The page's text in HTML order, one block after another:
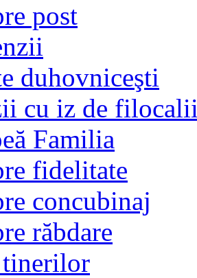
post
duhovniceşti
cu iz de
Familia
fidelitate
concubinaj
răbdare